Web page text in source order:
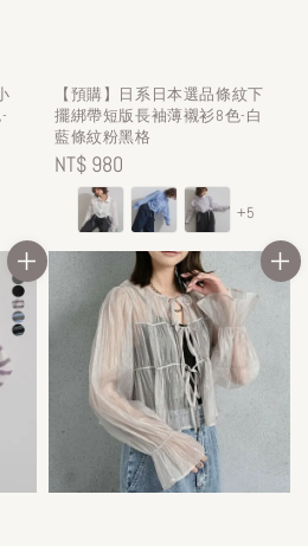
【預購】日系日本選品條紋下
擺綁帶短版長袖薄襯衫8色-白
藍條紋粉黑格
Regular
price
NT$ 980
+5